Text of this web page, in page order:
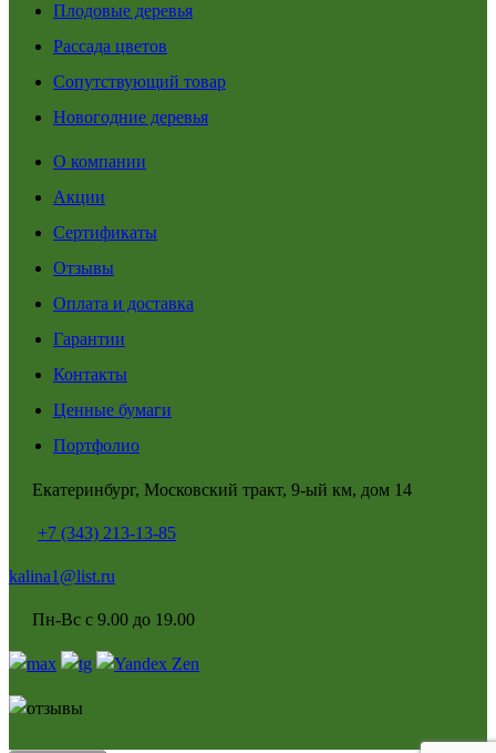
Плодовые деревья
Рассада цветов
Сопутствующий товар
Новогодние деревья
О компании
Акции
Сертификаты
Отзывы
Оплата и доставка
Гарантии
Контакты
Ценные бумаги
Портфолио
Екатеринбург, Московский тракт, 9-ый км, дом 14
+7 (343) 213-13-85
kalina1@list.ru
Пн-Вс с 9.00 до 19.00